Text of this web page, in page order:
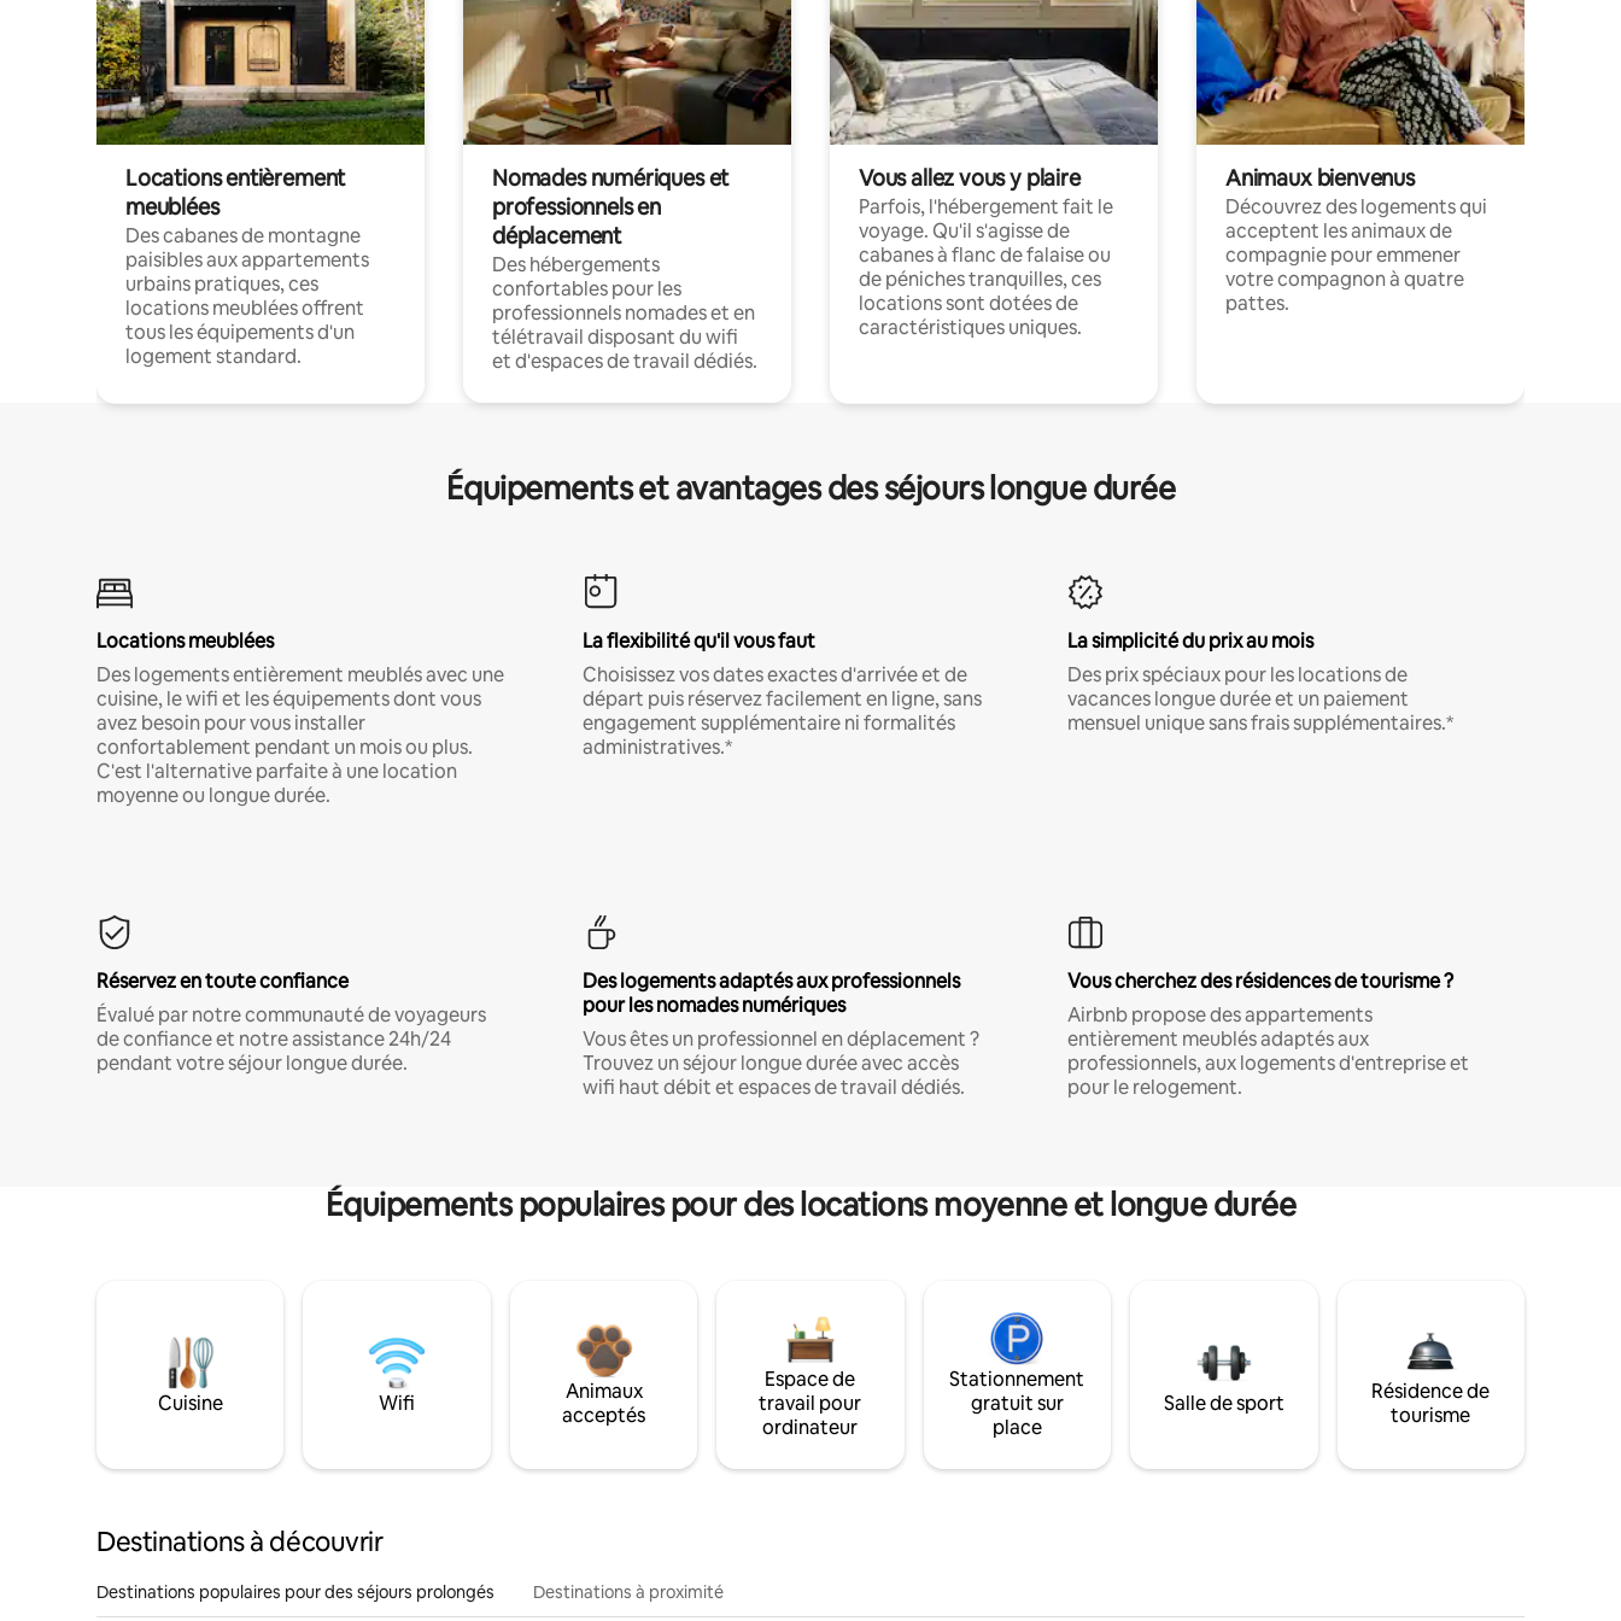
Locations entièrement
meublées
Des cabanes de montagne
paisibles aux appartements
urbains pratiques, ces
locations meublées offrent
tous les équipements d'un
logement standard.
Nomades numériques et
professionnels en
déplacement
Des hébergements
confortables pour les
professionnels nomades et en
télétravail disposant du wifi
et d'espaces de travail dédiés.
Vous allez vous y plaire
Parfois, l'hébergement fait le
voyage. Qu'il s'agisse de
cabanes à flanc de falaise ou
de péniches tranquilles, ces
locations sont dotées de
caractéristiques uniques.
Animaux bienvenus
Découvrez des logements qui
acceptent les animaux de
compagnie pour emmener
votre compagnon à quatre
pattes.
Équipements et avantages des séjours longue durée
Locations meublées
Des logements entièrement meublés avec une
cuisine, le wifi et les équipements dont vous
avez besoin pour vous installer
confortablement pendant un mois ou plus.
C'est l'alternative parfaite à une location
moyenne ou longue durée.
La flexibilité qu'il vous faut
Choisissez vos dates exactes d'arrivée et de
départ puis réservez facilement en ligne, sans
engagement supplémentaire ni formalités
administratives.*
La simplicité du prix au mois
Des prix spéciaux pour les locations de
vacances longue durée et un paiement
mensuel unique sans frais supplémentaires.*
Réservez en toute confiance
Évalué par notre communauté de voyageurs
de confiance et notre assistance 24h/24
pendant votre séjour longue durée.
Des logements adaptés aux professionnels
pour les nomades numériques
Vous êtes un professionnel en déplacement ?
Trouvez un séjour longue durée avec accès
wifi haut débit et espaces de travail dédiés.
Vous cherchez des résidences de tourisme ?
Airbnb propose des appartements
entièrement meublés adaptés aux
professionnels, aux logements d'entreprise et
pour le relogement.
Équipements populaires pour des locations moyenne et longue durée
Cuisine Wifi
Animaux
acceptés
Espace de
travail pour
ordinateur
Stationnement
gratuit sur
place
Salle de sport
Résidence de
tourisme
Destinations à découvrir
Destinations populaires pour des séjours prolongés Destinations à proximité